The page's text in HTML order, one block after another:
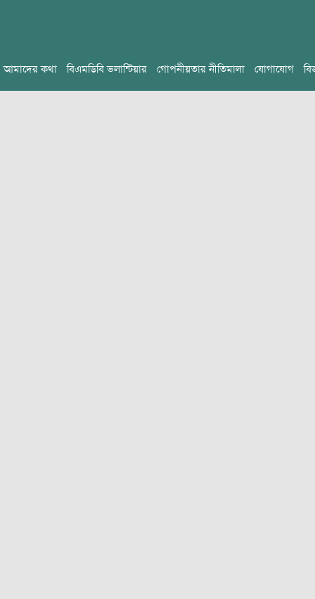
আমাদের কথা বিএমডিবি ভলান্টিয়ার গোপনীয়তার নীতিমালা যোগাযোগ